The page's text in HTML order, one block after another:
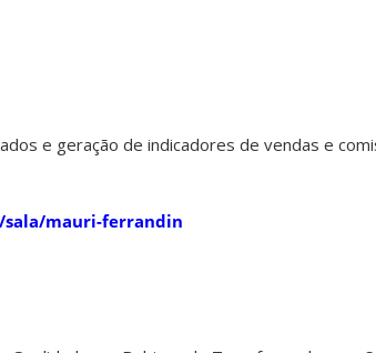
e geração de indicadores de vendas e
mauri-ferrandin